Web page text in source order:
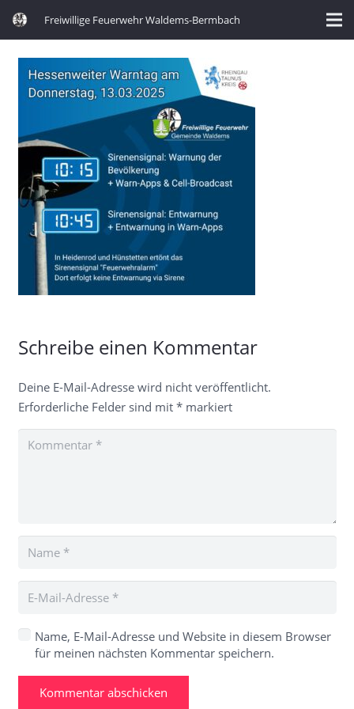
Freiwillige Feuerwehr Waldems-Bermbach
Schreibe einen Kommentar
Deine E-Mail-Adresse wird nicht veröffentlicht.
Erforderliche Felder sind mit *markiert
Name, E-Mail-Adresse und Website in diesem Browser
für meinen nächsten Kommentar speichern.
Kommentar abschicken